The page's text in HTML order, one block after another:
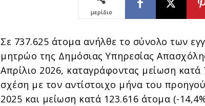
μερίδιο
Σε 737.625 άτομα ανήλθε το σύνολο των
μητρώο της Δημόσιας Υπηρεσίας
Απρίλιο 2026, καταγράφοντας μείωση κατά
σχέση με τον αντίστοιχο μήνα του
2025 και μείωση κατά 123.616 άτομα (-